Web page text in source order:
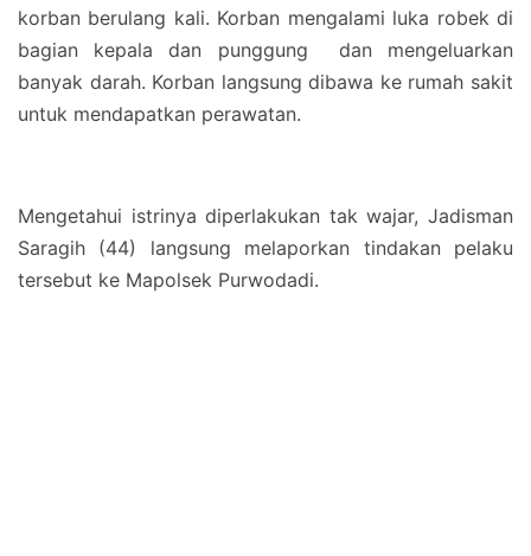
korban berulang kali. Korban mengalami luka robek di
bagian kepala dan punggung dan mengeluarkan
banyak darah. Korban langsung dibawa ke rumah sakit
untuk mendapatkan perawatan.
Mengetahui istrinya diperlakukan tak wajar, Jadisman
Saragih (44) langsung melaporkan tindakan pelaku
tersebut ke Mapolsek Purwodadi.